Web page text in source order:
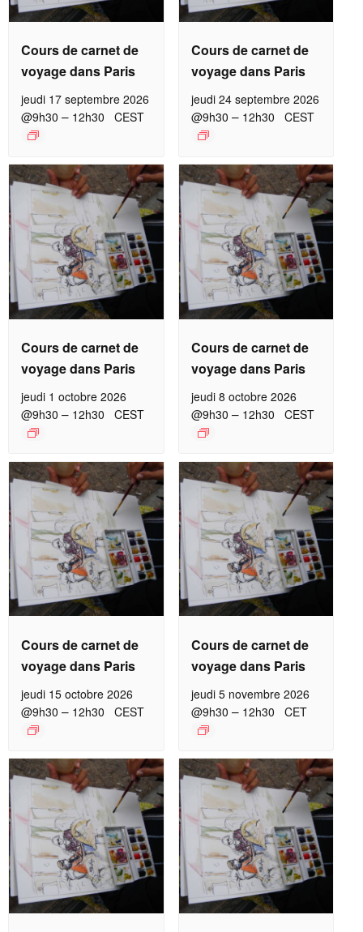
Cours de carnet de
voyage dans Paris
jeudi 17 septembre 2026
@9h30 – 12h30 CEST
Cours de carnet de
voyage dans Paris
jeudi 24 septembre 2026
@9h30 – 12h30 CEST
Cours de carnet de
voyage dans Paris
jeudi 1 octobre 2026
@9h30 – 12h30 CEST
Cours de carnet de
voyage dans Paris
jeudi 8 octobre 2026
@9h30 – 12h30 CEST
Cours de carnet de
voyage dans Paris
jeudi 15 octobre 2026
@9h30 – 12h30 CEST
Cours de carnet de
voyage dans Paris
jeudi 5 novembre 2026
@9h30 – 12h30 CET